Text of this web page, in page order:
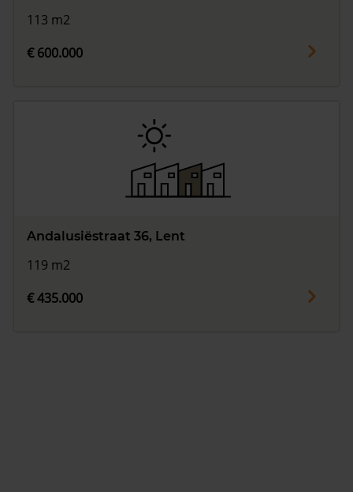
113 m2
€ 600.000
Andalusiëstraat 36, Lent
119 m2
€ 435.000